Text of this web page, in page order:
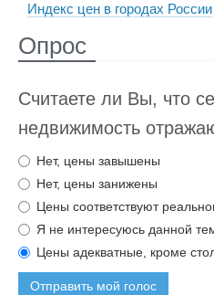
Индекс цен в городах России
Опрос
Считаете ли Вы, что
недвижимость
Нет, цены завышены
Нет, цены занижены
Цены соответствуют
Я не интересуюсь данной
Цены адекватные, кроме
Отправить мой голос